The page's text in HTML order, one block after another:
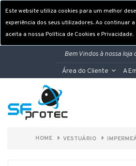
Este website utiliza cookies para um melhor
experiência dos seus utilizadores. Ao continuar
aceita a nossa Política de Cookies e Privacidade.
Bem Vindos à nossa loja
Área do Cliente A
HOME VESTUÁRIO